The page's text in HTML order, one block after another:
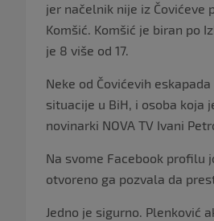
jer načelnik nije iz Čovićeve
Komšić. Komšić je biran po
je 8 više od 17.
Neke od Čovićevih
situacije u BiH, i osoba koja
novinarki NOVA TV Ivani
Na svome Facebook profilu
otvoreno ga pozvala da
Jedno je sigurno. Plenković